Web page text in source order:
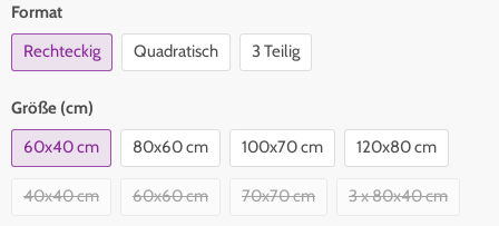
Format
Rechteckig
Quadratisch 3 Teilig
Größe (cm)
60x40 cm
80x60 cm 100x70 cm 120x80 cm
40x40 cm 60x60 cm 70x70 cm 3 x 80x40 cm